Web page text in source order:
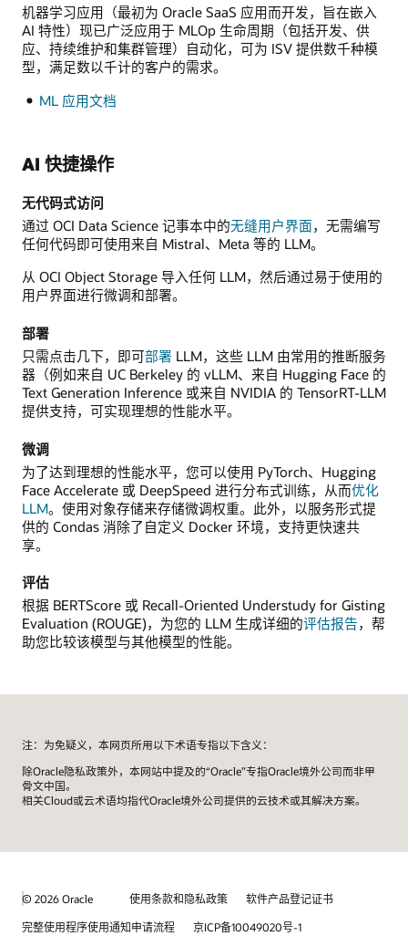
机器学习应用（最初为 Oracle SaaS 应用而开发，旨在嵌入
AI 特性）现已广泛应用于 MLOp 生命周期（包括开发、供
应、持续维护和集群管理）自动化，可为 ISV 提供数千种模
型，满足数以千计的客户的需求。
ML 应用文档
AI 快捷操作
无代码式访问
通过 OCI Data Science 记事本中的无缝用户界面，无需编写
任何代码即可使用来自 Mistral、Meta 等的 LLM。
从 OCI Object Storage 导入任何 LLM，然后通过易于使用的
用户界面进行微调和部署。
部署
只需点击几下，即可部署 LLM，这些 LLM 由常用的推断服务
器（例如来自 UC Berkeley 的 vLLM、来自 Hugging Face 的
Text Generation Inference 或来自 NVIDIA 的 TensorRT-LLM
提供支持，可实现理想的性能水平。
微调
为了达到理想的性能水平，您可以使用 PyTorch、Hugging
Face Accelerate 或 DeepSpeed 进行分布式训练，从而优化
LLM。使用对象存储来存储微调权重。此外，以服务形式提
供的 Condas 消除了自定义 Docker 环境，支持更快速共
享。
评估
根据 BERTScore 或 Recall-Oriented Understudy for Gisting
Evaluation (ROUGE)，为您的 LLM 生成详细的评估报告，帮
助您比较该模型与其他模型的性能。
注：为免疑义，本网页所用以下术语专指以下含义：
除Oracle隐私政策外，本网站中提及的“Oracle”专指Oracle境外公司而非甲
骨文中国。
相关Cloud或云术语均指代Oracle境外公司提供的云技术或其解决方案。
© 2026 Oracle 使用条款和隐私政策
软件产品登记证书
完整使用程序使用通知申请流程
京ICP备10049020号-1